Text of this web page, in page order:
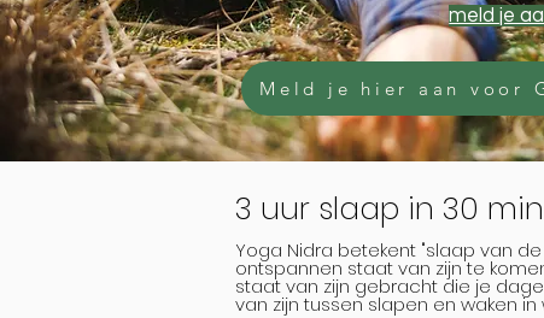
meld je
Meld je hier aan voor
3 uur slaap in 30
Yoga Nidra betekent "slaap van
ontspannen staat van zijn te
staat van zijn gebracht die je
van zijn tussen slapen en waken